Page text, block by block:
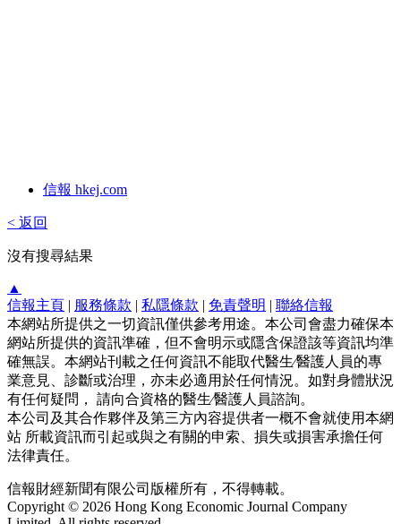
信報 hkej.com
< 返回
沒有搜尋結果
▲
信報主頁 | 服務條款 | 私隱條款 | 免責聲明 | 聯絡信報
本網站所提供之一切資訊僅供參考用途。本公司會盡力確保本
網站所提供的資訊準確，但不會明示或隱含保證該等資訊均準
確無誤。本網站刊載之任何資訊不能取代醫生∕醫護人員的專
業意見、診斷或治理，亦未必適用於任何情況。如對身體狀況
有任何疑問， 請向合資格的醫生∕醫護人員諮詢。
本公司及其合作夥伴及第三方內容提供者一概不會就使用本網
站 所載資訊而引起或與之有關的申索、損失或損害承擔任何
法律責任。
信報財經新聞有限公司版權所有，不得轉載。
Copyright © 2026 Hong Kong Economic Journal Company